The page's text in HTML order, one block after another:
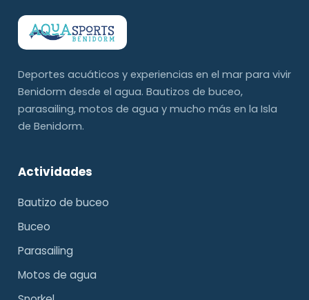
Deportes acuáticos y experiencias en el mar para vivir
Benidorm desde el agua. Bautizos de buceo,
parasailing, motos de agua y mucho más en la Isla
de Benidorm.
Actividades
Bautizo de buceo
Buceo
Parasailing
Motos de agua